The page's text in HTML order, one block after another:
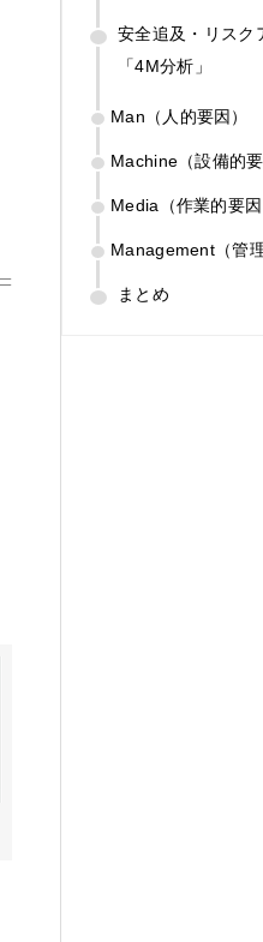
安全追及・リスク
「4M分析」
Man（人的要因）
Machine（設備的要
Media（作業的要因
Management（管
まとめ